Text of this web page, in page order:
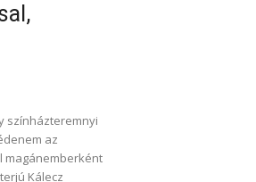
színházteremnyi
az
magánemberként
Kálecz